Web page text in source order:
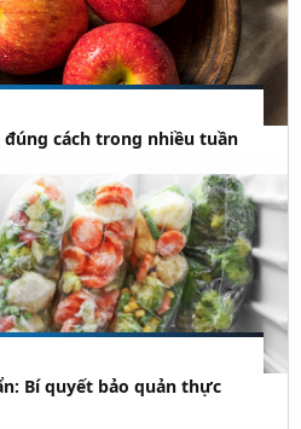
cách trong nhiều tuần
Bí quyết bảo quản thực